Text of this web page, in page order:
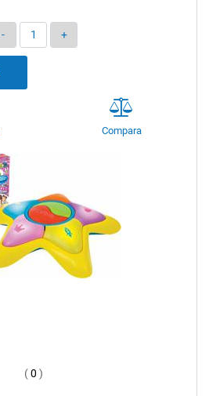
Quantità
Compara
(0 )